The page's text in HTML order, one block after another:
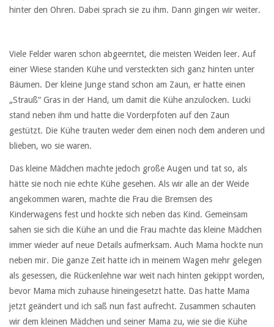
hinter den Ohren. Dabei sprach sie zu ihm. Dann gingen wir weiter.
Viele Felder waren schon abgeerntet, die meisten Weiden leer. Auf
einer Wiese standen Kühe und versteckten sich ganz hinten unter
Bäumen. Der kleine Junge stand schon am Zaun, er hatte einen
„Strauß“ Gras in der Hand, um damit die Kühe anzulocken. Lucki
stand neben ihm und hatte die Vorderpfoten auf den Zaun
gestützt. Die Kühe trauten weder dem einen noch dem anderen und
blieben, wo sie waren.
Das kleine Mädchen machte jedoch große Augen und tat so, als
hätte sie noch nie echte Kühe gesehen. Als wir alle an der Weide
angekommen waren, machte die Frau die Bremsen des
Kinderwagens fest und hockte sich neben das Kind. Gemeinsam
sahen sie sich die Kühe an und die Frau machte das kleine Mädchen
immer wieder auf neue Details aufmerksam. Auch Mama hockte nun
neben mir. Die ganze Zeit hatte ich in meinem Wagen mehr gelegen
als gesessen, die Rückenlehne war weit nach hinten gekippt worden,
bevor Mama mich zuhause hineingesetzt hatte. Das hatte Mama
jetzt geändert und ich saß nun fast aufrecht. Zusammen schauten
wir dem kleinen Mädchen und seiner Mama zu, wie sie die Kühe